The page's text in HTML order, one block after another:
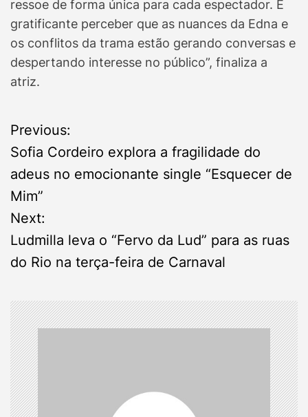
ressoe de forma única para cada espectador. É
gratificante perceber que as nuances da Edna e
os conflitos da trama estão gerando conversas e
despertando interesse no público”, finaliza a
atriz.
P
o
s
t
n
a
v
i
g
Previous:
Sofia Cordeiro explora a fragilidade do
adeus no emocionante single “Esquecer de
Mim”
Next:
Ludmilla leva o “Fervo da Lud” para as ruas
do Rio na terça-feira de Carnaval